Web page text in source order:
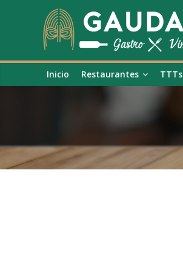
Inicio Restaurantes TTTs